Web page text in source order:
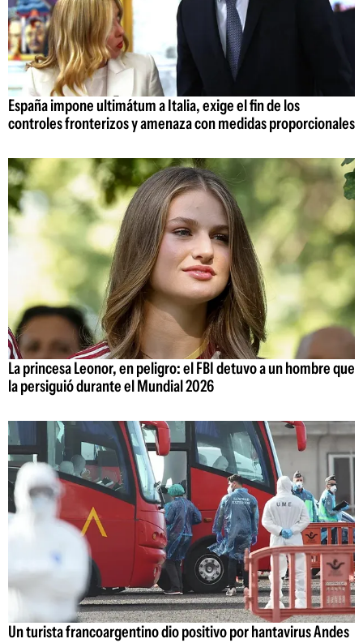
España impone ultimátum a Italia, exige el fin de los
controles fronterizos y amenaza con medidas proporcionales
La princesa Leonor, en peligro: el FBI detuvo a un hombre que
la persiguió durante el Mundial 2026
Un turista francoargentino dio positivo por hantavirus Andes